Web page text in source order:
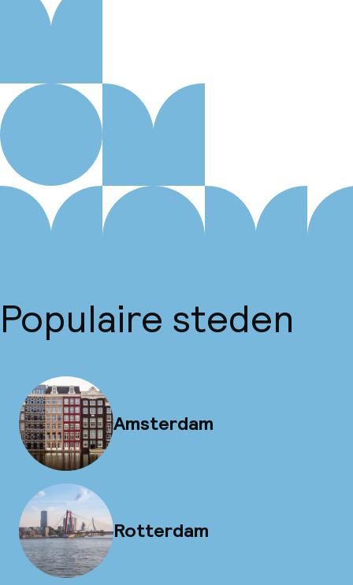
Populaire steden
Amsterdam
Rotterdam